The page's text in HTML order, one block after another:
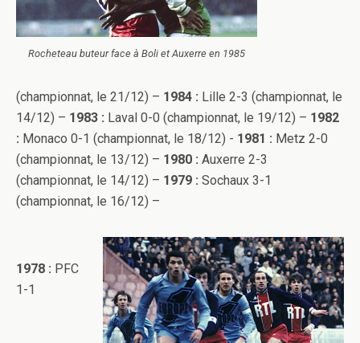
Rocheteau buteur face à Boli et Auxerre en 1985
(championnat, le 21/12) – 1984 : Lille 2-3 (championnat, le
14/12) – 1983 : Laval 0-0 (championnat, le 19/12) – 1982
: Monaco 0-1 (championnat, le 18/12) - 1981 : Metz 2-0
(championnat, le 13/12) – 1980 : Auxerre 2-3
(championnat, le 14/12) – 1979 : Sochaux 3-1
(championnat, le 16/12) –
1978 : PFC
1-1